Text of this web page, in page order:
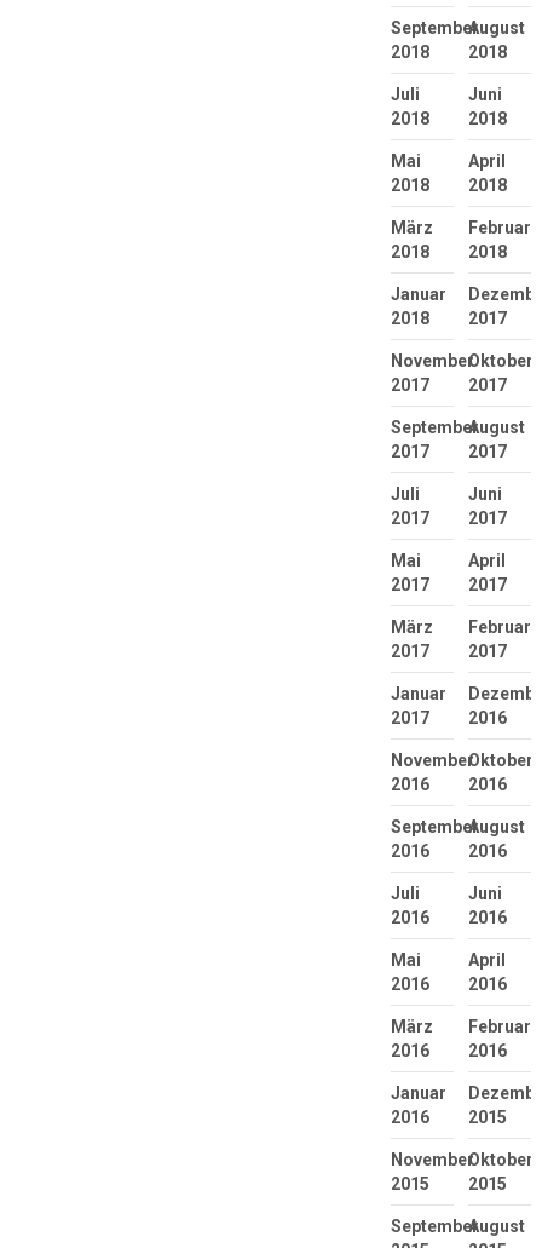
September
2018
August
2018
Juli
2018
Juni
2018
Mai
2018
April
2018
März
2018
Februar
2018
Januar
2018
2017
November
2017
Oktober
2017
September
2017
August
2017
Juli
2017
Juni
2017
Mai
2017
April
2017
März
2017
Februar
2017
Januar
2017
2016
November
2016
Oktober
2016
September
2016
August
2016
Juli
2016
Juni
2016
Mai
2016
April
2016
März
2016
Februar
2016
Januar
2016
2015
November
2015
Oktober
2015
SeptemberAugust